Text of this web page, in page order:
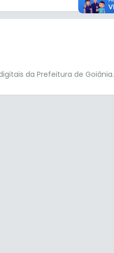
da Prefeitura de Goiânia.